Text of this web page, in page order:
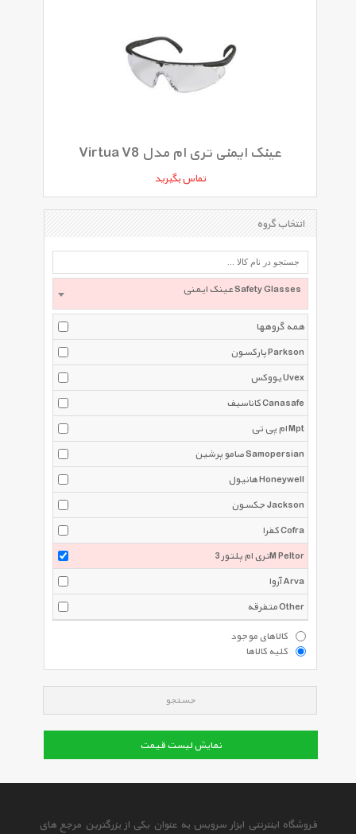
عینک ایمنی تری ام مدل Virtua V8
تماس بگیرید
انتخاب گروه
عینک ایمنی Safety Glasses
همه گروهها
پارکسون Parkson
یووکس Uvex
کاناسیف Canasafe
ام پی تی Mpt
صامو پرشین Samopersian
هانیول Honeywell
جکسون Jackson
کفرا Cofra
تری ام پلتور 3M Peltor
آروا Arva
متفرقه Other
کالاهای موجود
کلیه کالاها
جستجو
نمایش لیست قیمت
فروشگاه اینترنتی ابزار سرویس به عنوان یکی از بزرگترین مرجع های